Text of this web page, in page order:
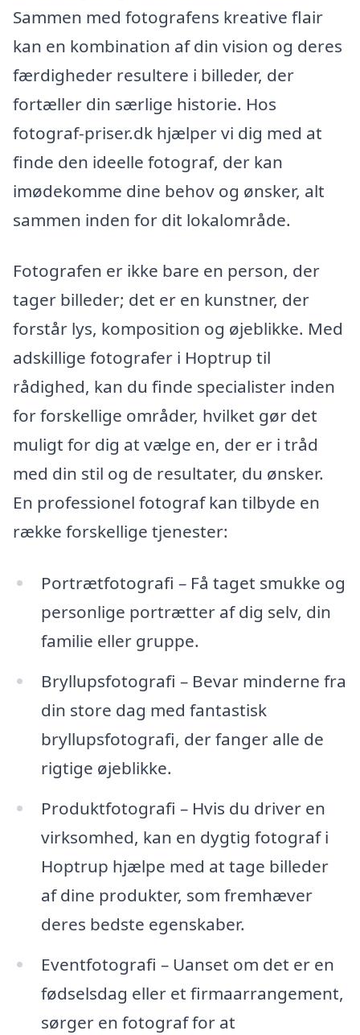
Sammen med fotografens kreative flair
kan en kombination af din vision og deres
færdigheder resultere i billeder, der
fortæller din særlige historie. Hos
fotograf-priser.dk hjælper vi dig med at
finde den ideelle fotograf, der kan
imødekomme dine behov og ønsker, alt
sammen inden for dit lokalområde.
Fotografen er ikke bare en person, der
tager billeder; det er en kunstner, der
forstår lys, komposition og øjeblikke. Med
adskillige fotografer i Hoptrup til
rådighed, kan du finde specialister inden
for forskellige områder, hvilket gør det
muligt for dig at vælge en, der er i tråd
med din stil og de resultater, du ønsker.
En professionel fotograf kan tilbyde en
række forskellige tjenester:
Portrætfotografi – Få taget smukke og
personlige portrætter af dig selv, din
familie eller gruppe.
Bryllupsfotografi – Bevar minderne fra
din store dag med fantastisk
bryllupsfotografi, der fanger alle de
rigtige øjeblikke.
Produktfotografi – Hvis du driver en
virksomhed, kan en dygtig fotograf i
Hoptrup hjælpe med at tage billeder
af dine produkter, som fremhæver
deres bedste egenskaber.
Eventfotografi – Uanset om det er en
fødselsdag eller et firmaarrangement,
sørger en fotograf for at